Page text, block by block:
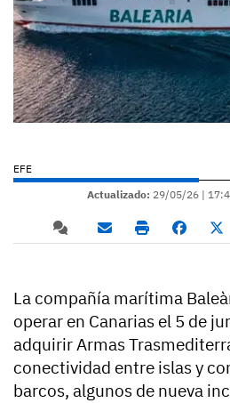
EFE
Actualizado: 29/05/26 |
La compañía marítima
operar en Canarias el 5 de
adquirir Armas
conectividad entre islas y
barcos, algunos de nueva